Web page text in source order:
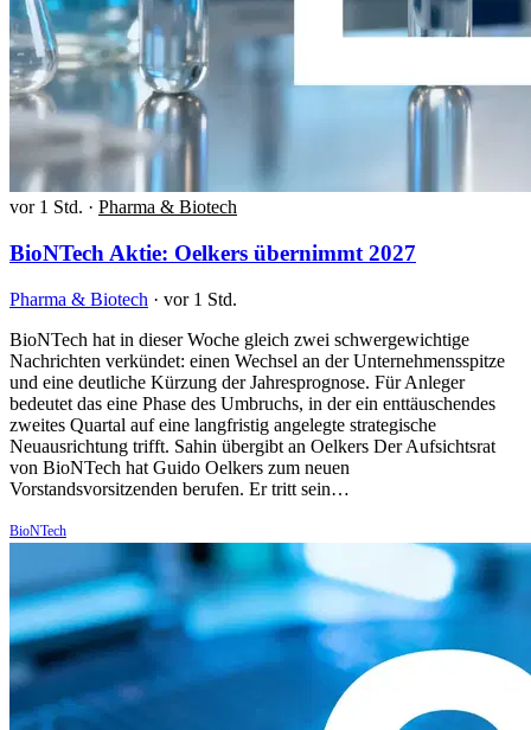
vor 1 Std. · Pharma & Biotech
BioNTech Aktie: Oelkers übernimmt 2027
Pharma & Biotech · vor 1 Std.
BioNTech hat in dieser Woche gleich zwei schwergewichtige
Nachrichten verkündet: einen Wechsel an der Unternehmensspitze
und eine deutliche Kürzung der Jahresprognose. Für Anleger
bedeutet das eine Phase des Umbruchs, in der ein enttäuschendes
zweites Quartal auf eine langfristig angelegte strategische
Neuausrichtung trifft. Sahin übergibt an Oelkers Der Aufsichtsrat
von BioNTech hat Guido Oelkers zum neuen
Vorstandsvorsitzenden berufen. Er tritt sein…
BioNTech